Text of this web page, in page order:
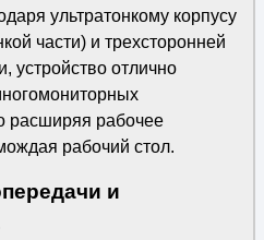
ультратонкому корпусу
части) и трехсторонней
устройство отлично
расширяя рабочее
рабочий стол.
и